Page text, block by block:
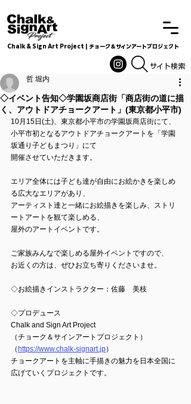
Chalk & Sign Art Project | チョーク＆サインアートプロジェクト
​​​サイト検索
◇イベント告知◇学園坂商店街「商店街の道に描
く、アウトドアチョークアート」(東京都小平市)
哲 堀内
10月15日(土)、東京都小平市の学園坂商店街にて、
小平市初となるアウトドアチョークアートを「学園
坂通り子どもまつり」にて
開催させていただきます。
エリア全体には子ども達が自由にお絵かきを楽しめ
る広大なエリアがあり、
アーティスト達と一緒にお絵描きを楽しみ、ストリ
ートアートを観て楽しめる、
屋外のアートイベントです。
ご家族みんなで楽しめる屋外イベントですので、
お近くの方は、ぜひお立ち寄りくださいませ。
◇お絵描きインストラクター：佐藤　美枝
◇プロデュース
Chalk and Sign Art Project
（チョーク＆サインアートプロジェクト）
（ https://www.chalk-signart.jp）
チョークアートを主軸に手描きの魅力を日本全国に
広げていくプロジェクトです。